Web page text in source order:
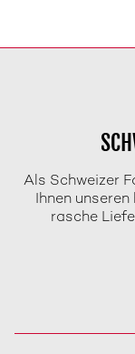
Als Schweizer
Ihnen
rasche